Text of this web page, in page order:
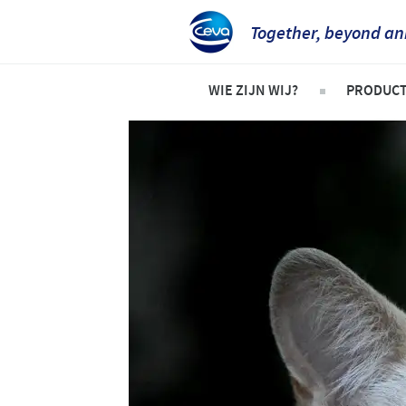
Together, beyond
WIE ZIJN WIJ?
Onze geschiedenis
Onze missie
Onze kernwaarden
Onderzoek en ontwikkeling
Pluimvee